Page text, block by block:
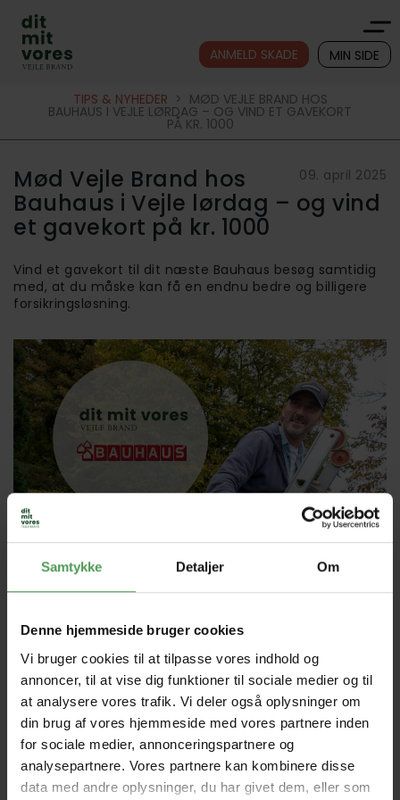
Samtykke Detaljer Om
Denne hjemmeside bruger cookies
Vi bruger cookies til at tilpasse vores indhold og
annoncer, til at vise dig funktioner til sociale medier og til
at analysere vores trafik. Vi deler også oplysninger om
din brug af vores hjemmeside med vores partnere inden
for sociale medier, annonceringspartnere og
analysepartnere. Vores partnere kan kombinere disse
data med andre oplysninger, du har givet dem, eller som
ANMELD SKADE MIN SIDE
TIPS & NYHEDER > MØD VEJLE BRAND HOS
BAUHAUS I VEJLE LØRDAG – OG VIND ET GAVEKORT
PÅ KR. 1000
09. april 2025
Mød Vejle Brand hos
Bauhaus i Vejle lørdag – og vind
et gavekort på kr. 1000
Vind et gavekort til dit næste Bauhaus besøg samtidig
med, at du måske kan få en endnu bedre og billigere
forsikringsløsning.
Det lyder som en win, win, og det er det faktisk også.
Lørdag 12. april kan du møde Frederik og Søren fra Vejle
Brand hos Bauhaus i Vejle. Her har du mulighed for at
booke et uforpligtende forsikringstjek– og samtidig
deltage i konkurrencen om tre gavekort á 1.000 kr. til
Bauhaus.